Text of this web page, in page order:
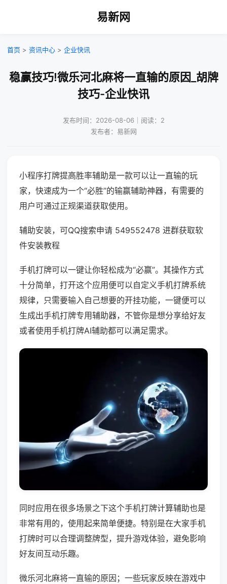
易新网
首页 > 资讯中心 > 企业快讯
稳赢技巧!微乐河北麻将一直输的原因_胡牌
技巧-企业快讯
发布时间：2026-08-06｜阅读：2
发布者：易新网
小程序打牌提高胜率辅助是一款可以让一直输的玩
家，快速成为一个“必胜”的输赢辅助神器，有需要的
用户可通过正规渠道获取使用。
辅助安装，可QQ搜索申请 549552478 进群获取软
件安装教程
手机打牌可以一键让你轻松成为“必赢”。其操作方式
十分简单，打开这个应用便可以自定义手机打牌系统
规律，只需要输入自己想要的开挂功能，一键便可以
生成出手机打牌专用辅助器，不管你是想分享给好友
或者使用手机打牌AI辅助都可以满足需求。
同时应用在很多场景之下这个手机打牌计算辅助也是
非常有用的，使用起来简单便捷。特别是在大家手机
打牌时可以合理调整牌型，提升游戏体验，避免影响
好友间互动乐趣。
微乐河北麻将一直输的原因；一些玩家反映在游戏中